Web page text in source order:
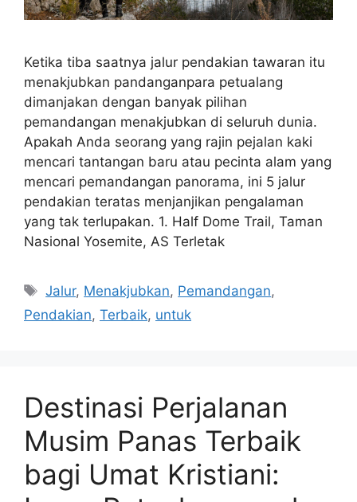
Ketika tiba saatnya jalur pendakian tawaran itu
menakjubkan pandanganpara petualang
dimanjakan dengan banyak pilihan
pemandangan menakjubkan di seluruh dunia.
Apakah Anda seorang yang rajin pejalan kaki
mencari tantangan baru atau pecinta alam yang
mencari pemandangan panorama, ini 5 jalur
pendakian teratas menjanjikan pengalaman
yang tak terlupakan. 1. Half Dome Trail, Taman
Nasional Yosemite, AS Terletak
Tags
Jalur, Menakjubkan, Pemandangan,
Pendakian, Terbaik, untuk
Destinasi Perjalanan
Musim Panas Terbaik
bagi Umat Kristiani: